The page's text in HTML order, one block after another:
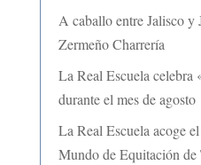
A caballo entre Jalisco y
Zermeño Charrería
La Real Escuela celebra
durante el mes de agosto
La Real Escuela acoge
Mundo de Equitación de